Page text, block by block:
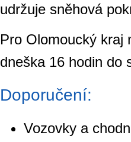
udržuje sněhová
Pro Olomoucký kraj
dneška 16 hodin do
Doporučení:
Vozovky a